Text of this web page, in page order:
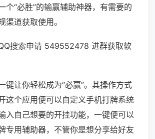
个“必胜”的输赢辅助神器，有需要的
渠道获取使用。
搜索申请 549552478 进群获取软
键让你轻松成为“必赢”。其操作方式
这个应用便可以自定义手机打牌系统
入自己想要的开挂功能，一键便可以
专用辅助器，不管你是想分享给好友